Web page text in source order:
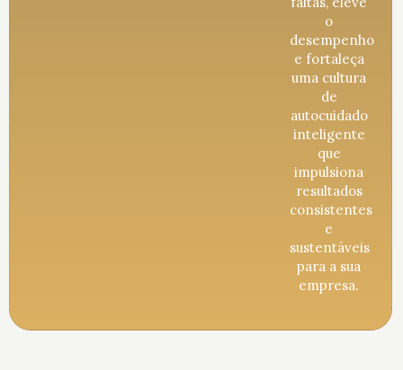
o
desempenho
e fortaleça
uma cultura
de
autocuidado
inteligente
que
impulsiona
resultados
consistentes
e
sustentáveis
para a sua
empresa.